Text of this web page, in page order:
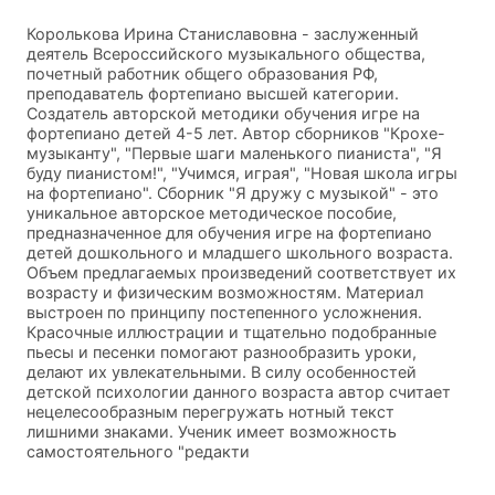
Королькова Ирина Станиславовна - заслуженный
деятель Всероссийского музыкального общества,
почетный работник общего образования РФ,
преподаватель фортепиано высшей категории.
Создатель авторской методики обучения игре на
фортепиано детей 4-5 лет. Автор сборников "Крохе-
музыканту", "Первые шаги маленького пианиста", "Я
буду пианистом!", "Учимся, играя", "Новая школа игры
на фортепиано". Сборник "Я дружу с музыкой" - это
уникальное авторское методическое пособие,
предназначенное для обучения игре на фортепиано
детей дошкольного и младшего школьного возраста.
Объем предлагаемых произведений соответствует их
возрасту и физическим возможностям. Материал
выстроен по принципу постепенного усложнения.
Красочные иллюстрации и тщательно подобранные
пьесы и песенки помогают разнообразить уроки,
делают их увлекательными. В силу особенностей
детской психологии данного возраста автор считает
нецелесообразным перегружать нотный текст
лишними знаками. Ученик имеет возможность
самостоятельного "редакти